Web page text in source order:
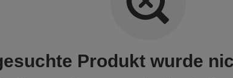
Produkt wurde